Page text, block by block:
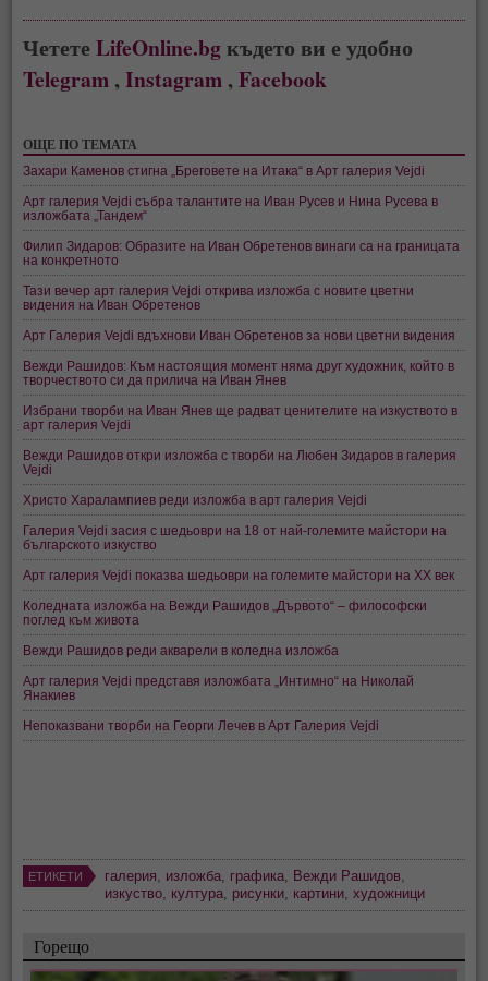
ЧететеLifeOnline.bgкъдето ви е удобно
Telegram ,Instagram ,Facebook
ОЩЕ ПО ТЕМАТА
Захари Каменов стигна „Бреговете на Итака“ в Арт галерия Vejdi
Арт галерия Vejdi събра талантите на Иван Русев и Нина Русева в
изложбата „Тандем“
Филип Зидаров: Образите на Иван Обретенов винаги са на границата
на конкретното
Тази вечер арт галерия Vejdi открива изложба с новите цветни
видения на Иван Обретенов
Арт Галерия Vejdi вдъхнови Иван Обретенов за нови цветни видения
Вежди Рашидов: Към настоящия момент няма друг художник, който в
творчеството си да прилича на Иван Янев
Избрани творби на Иван Янев ще радват ценителите на изкуството в
арт галерия Vejdi
Вежди Рашидов откри изложба с творби на Любен Зидаров в галерия
Vejdi
Христо Харалампиев реди изложба в арт галерия Vejdi
Галерия Vejdi засия с шедьоври на 18 от най-големите майстори на
българското изкуство
Арт галерия Vejdi показва шедьоври на големите майстори на ХХ век
Коледната изложба на Вежди Рашидов „Дървото“ – философски
поглед към живота
Вежди Рашидов реди акварели в коледна изложба
Арт галерия Vejdi представя изложбата „Интимно“ на Николай
Янакиев
Непоказвани творби на Георги Лечев в Арт Галерия Vejdi
ЕТИКЕТИ галерия, изложба, графика, Вежди Рашидов,
изкуство, култура, рисунки, картини,художници
Горещо